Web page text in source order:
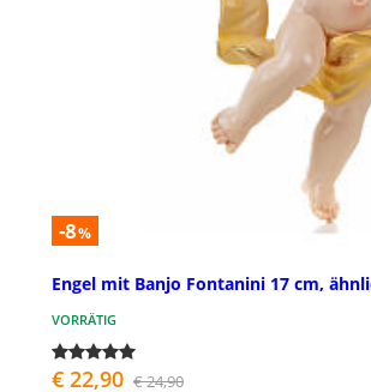
-8%
Engel mit Banjo Fontanini 17 cm,
VORRÄTIG
€ 22,90 € 24,90